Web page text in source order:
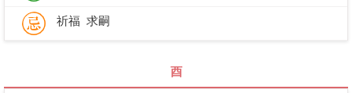
祈福 求嗣
酉